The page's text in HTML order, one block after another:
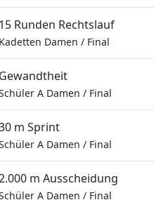
15 Runden Rechtslauf
Kadetten Damen / Final
Gewandtheit
A Damen / Final
m Sprint
A Damen / Final
m Ausscheidung
A Damen / Final